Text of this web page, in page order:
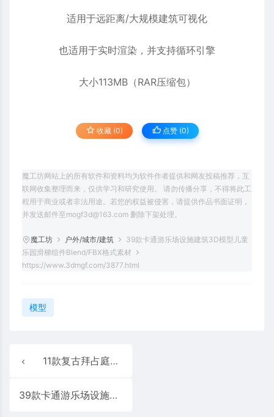
适用于远距离/大规模建筑可视化
也适用于实时渲染，并支持循环引擎
大小113MB（RAR压缩包）
收藏 (0) 点赞 (0)
魔工坊网站上的所有软件和资料均为软件作者提供和网友投稿推荐，互
联网收集整理而来，仅供学习和研究使用。 请勿传播分享，不得将此工
程用于商业或者非法用途。若您的权益被侵害，请提供作品书面证明，
并发送邮件至mogf3d@163.com 删除下架处理。
魔工坊 户外/城市/建筑
39款卡通游乐场设施建筑3D模型儿童
乐园滑梯组件Blend/FBX格式素材
https://www.3dmgf.com/3877.html
模型
11款复古拜占庭帝国城堡建筑3D模型房屋楼房塔楼建筑基础白模无纹理
39款卡通游乐场设施建筑3D模型儿童乐园滑梯组件Blend/FBX格式素材